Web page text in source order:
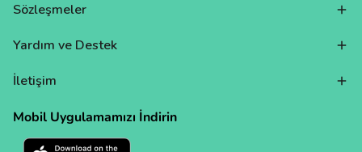
Sözleşmeler
Yardım ve Destek
İletişim
Mobil Uygulamamızı İndirin